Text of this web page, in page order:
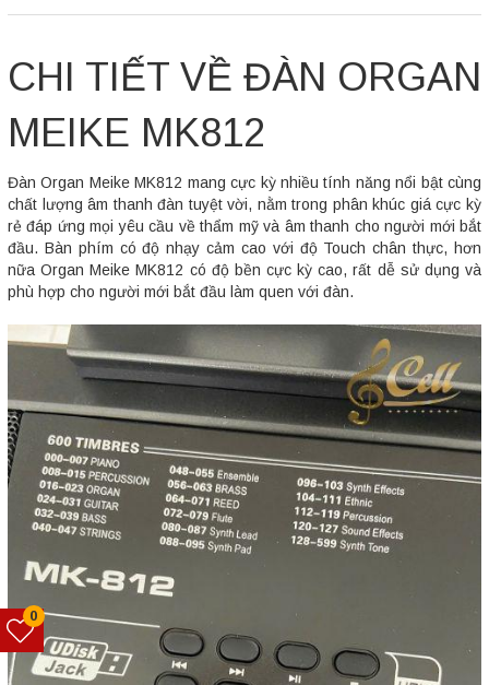
CHI TIẾT VỀ ĐÀN ORGAN
MEIKE MK812
Đàn Organ Meike MK812 mang cực kỳ nhiều tính năng nổi bật cùng
chất lượng âm thanh đàn tuyệt vời, nằm trong phân khúc giá cực kỳ
rẻ đáp ứng mọi yêu cầu về thẩm mỹ và âm thanh cho người mới bắt
đầu. Bàn phím có độ nhạy cảm cao với độ Touch chân thực, hơn
nữa Organ Meike MK812 có độ bền cực kỳ cao, rất dễ sử dụng và
phù hợp cho người mới bắt đầu làm quen với đàn.
0